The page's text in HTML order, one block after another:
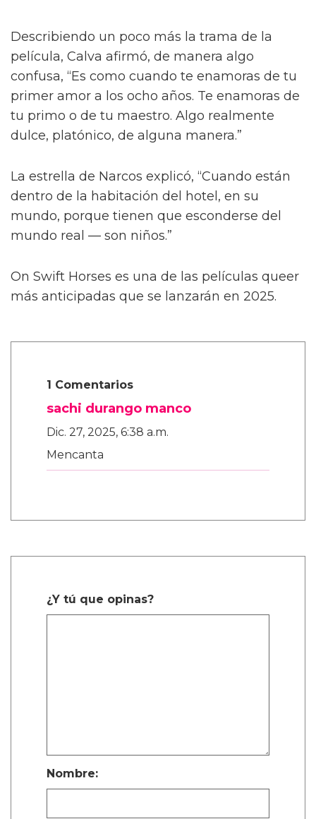
Describiendo un poco más la trama de la
película, Calva afirmó, de manera algo
confusa, “Es como cuando te enamoras de tu
primer amor a los ocho años. Te enamoras de
tu primo o de tu maestro. Algo realmente
dulce, platónico, de alguna manera.”
La estrella de Narcos explicó, “Cuando están
dentro de la habitación del hotel, en su
mundo, porque tienen que esconderse del
mundo real — son niños.”
On Swift Horses es una de las películas queer
más anticipadas que se lanzarán en 2025.
1 Comentarios
sachi durango manco
Dic. 27, 2025, 6:38 a.m.
Mencanta
¿Y tú que opinas?
Nombre: